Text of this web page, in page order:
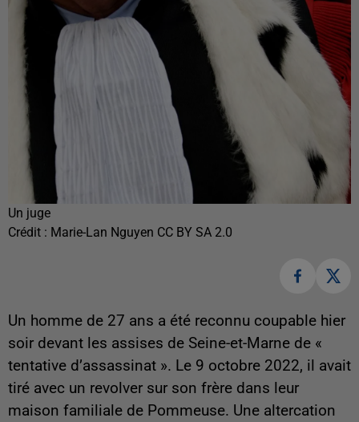
Un juge
Crédit : Marie-Lan Nguyen CC BY SA 2.0
Un homme de 27 ans a été reconnu coupable hier
soir devant les assises de Seine-et-Marne de «
tentative d’assassinat ». Le 9 octobre 2022, il avait
tiré avec un revolver sur son frère dans leur
maison familiale de Pommeuse. Une altercation